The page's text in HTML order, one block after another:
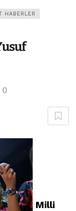
HABERLER
0
Milli